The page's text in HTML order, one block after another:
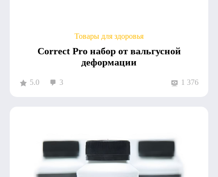
Товары для здоровья
Correct Pro набор от вальгусной
деформации
5.0 3 1 376